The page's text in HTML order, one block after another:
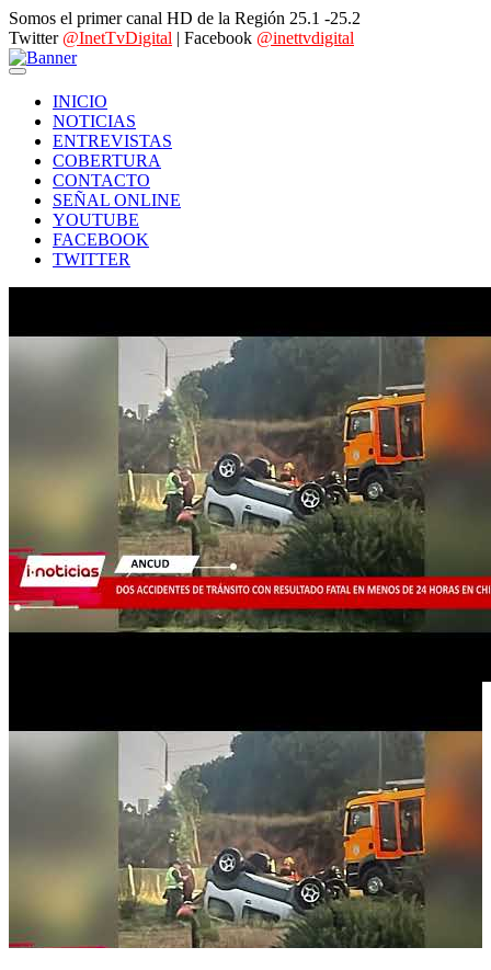
Somos el primer canal HD de la Región 25.1 -25.2
Twitter @InetTvDigital | Facebook @inettvdigital
INICIO
NOTICIAS
ENTREVISTAS
COBERTURA
CONTACTO
SEÑAL ONLINE
YOUTUBE
FACEBOOK
TWITTER